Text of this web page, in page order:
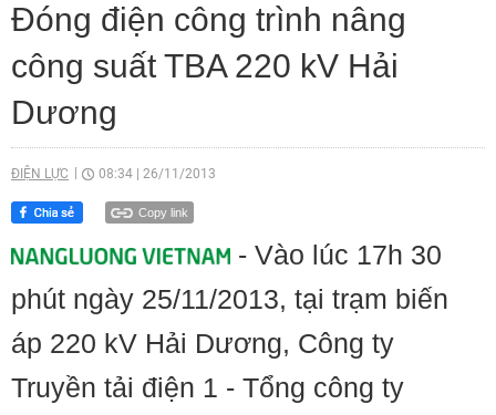
Đóng điện công trình nâng
công suất TBA 220 kV Hải
Dương
ĐIỆN LỰC 08:34 26/11/2013
Copy link
- Vào lúc 17h 30
phút ngày 25/11/2013, tại trạm biến
áp 220 kV Hải Dương, Công ty
Truyền tải điện 1 - Tổng công ty